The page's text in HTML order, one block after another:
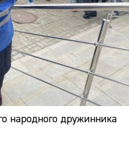
народного дружинника